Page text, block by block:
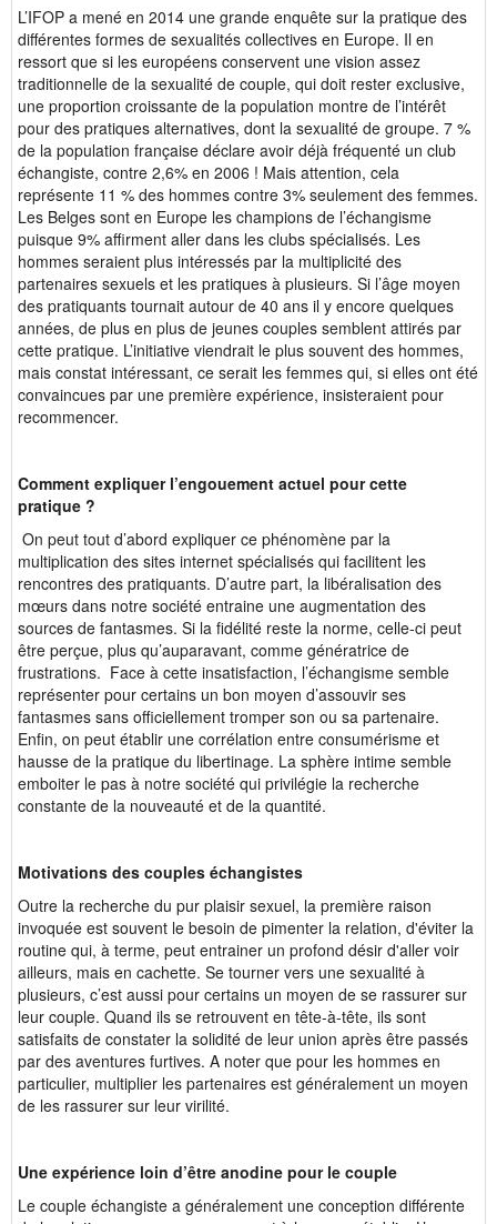
L’IFOP a mené en 2014 une grande enquête sur la pratique des
différentes formes de sexualités collectives en Europe. Il en
ressort que si les européens conservent une vision assez
traditionnelle de la sexualité de couple, qui doit rester exclusive,
une proportion croissante de la population montre de l’intérêt
pour des pratiques alternatives, dont la sexualité de groupe. 7 %
de la population française déclare avoir déjà fréquenté un club
échangiste, contre 2,6% en 2006 ! Mais attention, cela
représente 11 % des hommes contre 3% seulement des femmes.
Les Belges sont en Europe les champions de l’échangisme
puisque 9% affirment aller dans les clubs spécialisés. Les
hommes seraient plus intéressés par la multiplicité des
partenaires sexuels et les pratiques à plusieurs. Si l’âge moyen
des pratiquants tournait autour de 40 ans il y encore quelques
années, de plus en plus de jeunes couples semblent attirés par
cette pratique. L’initiative viendrait le plus souvent des hommes,
mais constat intéressant, ce serait les femmes qui, si elles ont été
convaincues par une première expérience, insisteraient pour
recommencer.
Comment expliquer l’engouement actuel pour cette
pratique ?
On peut tout d’abord expliquer ce phénomène par la
multiplication des sites internet spécialisés qui facilitent les
rencontres des pratiquants. D’autre part, la libéralisation des
mœurs dans notre société entraine une augmentation des
sources de fantasmes. Si la fidélité reste la norme, celle-ci peut
être perçue, plus qu’auparavant, comme génératrice de
frustrations. Face à cette insatisfaction, l’échangisme semble
représenter pour certains un bon moyen d’assouvir ses
fantasmes sans officiellement tromper son ou sa partenaire.
Enfin, on peut établir une corrélation entre consumérisme et
hausse de la pratique du libertinage. La sphère intime semble
emboiter le pas à notre société qui privilégie la recherche
constante de la nouveauté et de la quantité.
Motivations des couples échangistes
Outre la recherche du pur plaisir sexuel, la première raison
invoquée est souvent le besoin de pimenter la relation, d'éviter la
routine qui, à terme, peut entrainer un profond désir d'aller voir
ailleurs, mais en cachette. Se tourner vers une sexualité à
plusieurs, c’est aussi pour certains un moyen de se rassurer sur
leur couple. Quand ils se retrouvent en tête-à-tête, ils sont
satisfaits de constater la solidité de leur union après être passés
par des aventures furtives. A noter que pour les hommes en
particulier, multiplier les partenaires est généralement un moyen
de les rassurer sur leur virilité.
Une expérience loin d’être anodine pour le couple
Le couple échangiste a généralement une conception différente